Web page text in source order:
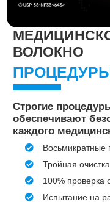
ВОЛОКНО
Строгие
обеспечивают
каждого
Восьмикратные
Тройная очистка
100% проверка
Испытание на